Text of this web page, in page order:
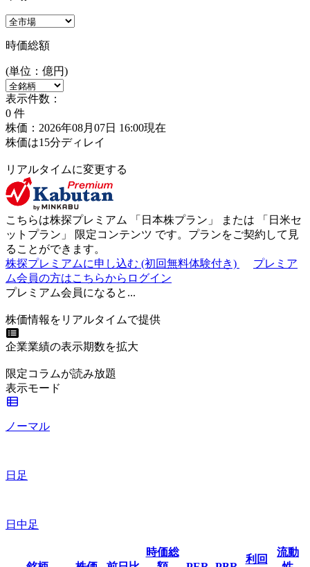
時価総額
(単位：億円)
表示件数：
0 件
株価：2026年08月07日 16:00現在
株価は15分ディレイ
リアルタイムに変更する
こちらは株探プレミアム 「 日本株プラン 」 または 「 日米セ
ットプラン 」 限定コンテンツ です。プランをご契約して見
ることができます。
株探プレミアムに申し込む (初回無料体験付き)
プレミア
ム会員の方はこちらからログイン
プレミアム会員になると...
株価情報をリアルタイムで提供
企業業績の表示期数を拡大
限定コラムが読み放題
表示モード
ノーマル
日足
日中足
時価総
利回
流動